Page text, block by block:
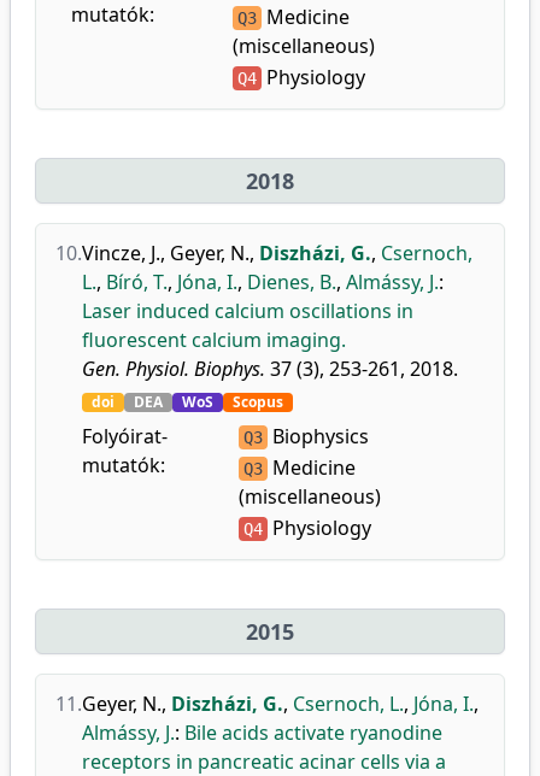
mutatók:
Q3 Medicine
(miscellaneous)
Q4 Physiology
2018
10.Vincze, J., Geyer, N., Diszházi, G., Csernoch,
L., Bíró, T., Jóna, I., Dienes, B., Almássy, J.:
Laser induced calcium oscillations in
fluorescent calcium imaging.
Gen. Physiol. Biophys. 37 (3), 253-261, 2018.
doi DEA WoS Scopus
Folyóirat-
mutatók:
Q3 Biophysics
Q3 Medicine
(miscellaneous)
Q4 Physiology
2015
11.Geyer, N., Diszházi, G., Csernoch, L., Jóna, I.,
Almássy, J.: Bile acids activate ryanodine
receptors in pancreatic acinar cells via a